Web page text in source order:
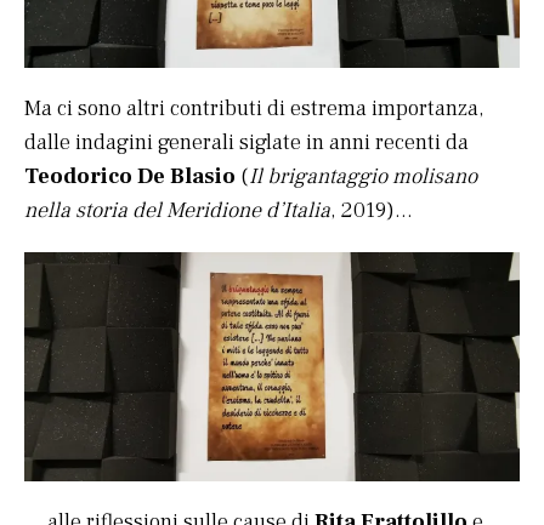
Ma ci sono altri contributi di estrema importanza,
dalle indagini generali siglate in anni recenti da
Teodorico De Blasio (Il brigantaggio molisano
nella storia del Meridione d’Italia, 2019)…